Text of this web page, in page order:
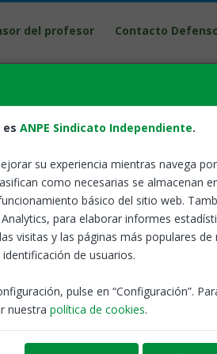
del profesor Contacto
Guía
El defensor del profesor
curriculares y
a las comunidades
y resultados
así como las
convivencia en el
ARAGÓN.
inacción
problemas
Presentación del
del Defensor
Defensor del
Sevilla,
Violencia
Resolución de
Secretaría
Universidad de
ANPE Sindicato Independiente.
su experiencia mientras navega
como necesarias se almacenan
básico del sitio web.
para elaborar informes
visitas y las páginas más populares de
de usuarios.
pulse en “Configuración”.
nuestra política de cookies.